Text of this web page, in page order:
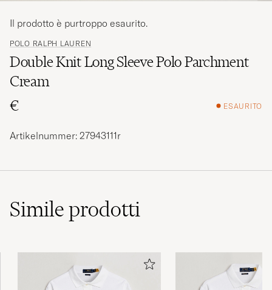
POLO RALPH LAUREN
Double Knit Long Sleeve Polo Parchment
Cream
€
ESAURITO
Il prodotto è purtroppo esaurito.
Artikelnummer: 27943111r
Simileprodotti